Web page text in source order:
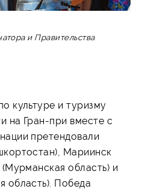
и Правительства
культуре и туризму
на Гран-при вместе с
претендовали
Мариинск
область) и
область). Победа